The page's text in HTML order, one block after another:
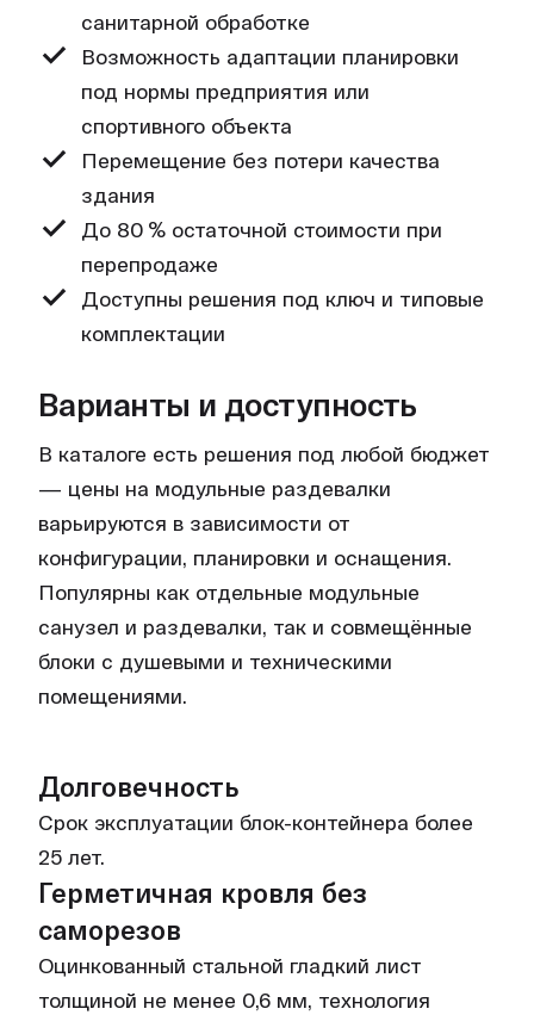
Долговечность
Срок эксплуатации блок-контейнера более
25 лет.
Герметичная кровля без
саморезов
Оцинкованный стальной гладкий лист
толщиной не менее 0,6 мм, технология
санитарной обработке
Возможность адаптации планировки
под нормы предприятия или
спортивного объекта
Перемещение без потери качества
здания
До 80 % остаточной стоимости при
перепродаже
Доступны решения под ключ и типовые
комплектации
Варианты и доступность
В каталоге есть решения под любой бюджет
— цены на модульные раздевалки
варьируются в зависимости от
конфигурации, планировки и оснащения.
Популярны как отдельные модульные
санузел и раздевалки, так и совмещённые
блоки с душевыми и техническими
помещениями.